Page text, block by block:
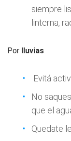
siempre
linterna,
Por lluvias
Evitá
No
que el
Quedate